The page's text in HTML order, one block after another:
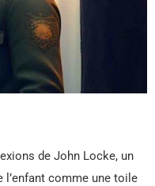
de John Locke, un
l’enfant comme une toile